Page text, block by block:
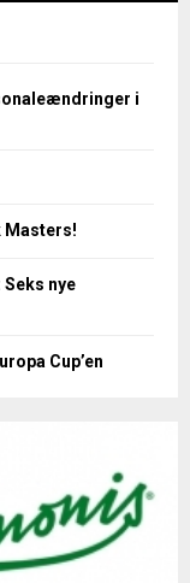
i
Masters!
nye
Cup’en